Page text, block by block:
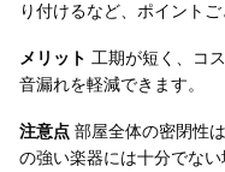
り付けるなど、ポイント
メリット 工期が短く、コ
音漏れを軽減できます。
注意点 部屋全体の密閉性
の強い楽器には十分でな